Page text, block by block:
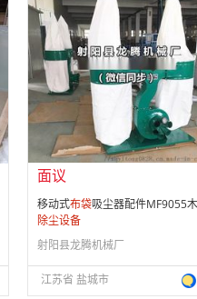
面议
会员注册：第 8 年
经营模式：生产制造
成立日期：
2013-10-24
供应产品：
面议
移动式布袋吸尘器配件MF9055
除尘设备
射阳县龙腾机械厂
江苏省 盐城市